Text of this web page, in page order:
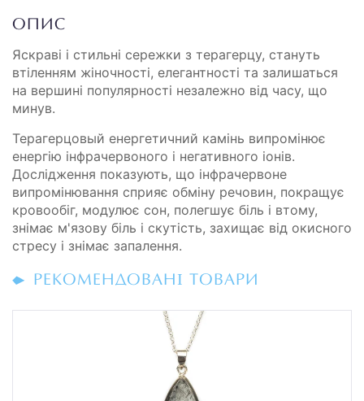
ОПИС
Яскраві і стильні сережки з терагерцу, стануть
втіленням жіночності, елегантності та залишаться
на вершині популярності незалежно від часу, що
минув.
Терагерцовый енергетичний камінь випромінює
енергію інфрачервоного і негативного іонів.
Дослідження показують, що інфрачервоне
випромінювання сприяє обміну речовин, покращує
кровообіг, модулює сон, полегшує біль і втому,
знімає м'язову біль і скутість, захищає від окисного
стресу і знімає запалення.
РЕКОМЕНДОВАНІ ТОВАРИ